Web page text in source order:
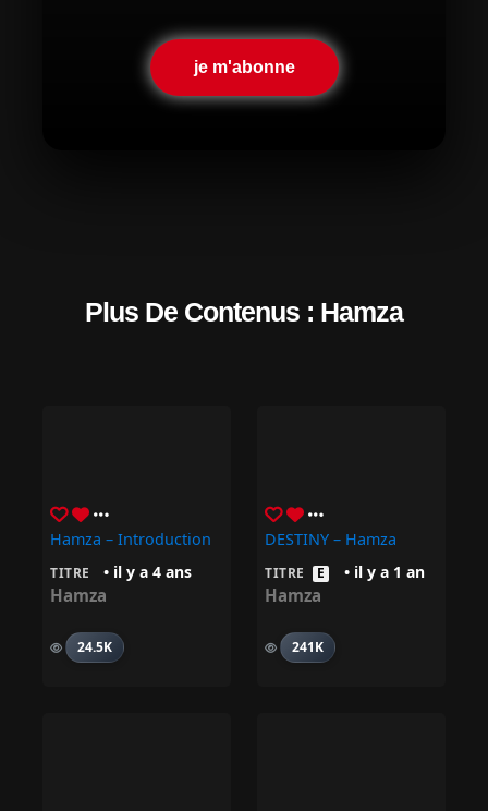
je m'abonne
Plus De Contenus : Hamza
Hamza – Introduction
TITRE • il y a 4 ans
Hamza
24.5K
DESTINY – Hamza
TITRE E • il y a 1 an
Hamza
241K